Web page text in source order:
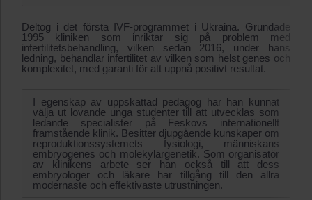
Deltog i det första IVF-programmet i Ukraina. Grundade
1995 kliniken som inriktar sig på problem med
infertilitetsbehandling, vilken sedan 2016, under hans
ledning, behandlar infertilitet av vilken som helst genes och
komplexitet, med garanti för att uppnå positivt resultat.
I egenskap av uppskattad pedagog har han kunnat
välja ut lovande unga studenter till att utvecklas som
ledande specialister på Feskovs internationellt
framstående klinik. Besitter djupgående kunskaper om
reproduktionssystemets fysiologi, människans
embryogenes och molekylärgenetik. Som organisatör
av klinikens arbete ser han också till att dess
embryologer och läkare har tillgång till den allra
modernaste och effektivaste utrustningen.